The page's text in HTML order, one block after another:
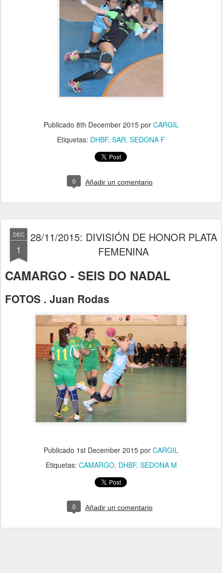
Publicado 8th December 2015por CARGIL
Etiquetas: DHBF SAR SEDONA F
0 Añadir un comentario
DEC
1
28/11/2015: DIVISIÓN DE HONOR PLATA
FEMENINA
CAMARGO - SEIS DO NADAL
FOTOS . Juan Rodas
Publicado 1st December 2015 por CARGIL
Etiquetas: CAMARGO DHBF SEDONA M
0 Añadir un comentario